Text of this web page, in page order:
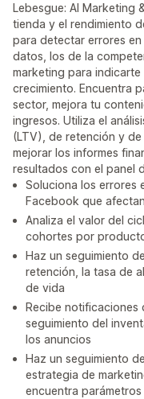
Lebesgue: AI Marketing
tienda y el rendimiento
para detectar errores
datos, los de la
marketing para
crecimiento. Encuentra
sector, mejora tu
ingresos. Utiliza el
(LTV), de retención y
mejorar los informes
resultados con el panel
Soluciona los errores
Facebook que
Analiza el valor del
cohortes por
Haz un seguimiento
retención, la tasa de
de vida
Recibe
seguimiento del
los anuncios
Haz un seguimiento
estrategia de
encuentra